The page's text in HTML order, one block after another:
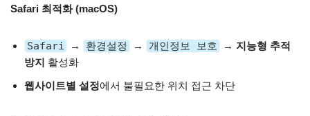
Safari 최적화 (macOS)
Safari → 환경설정 → 개인정보 보호 → 지능형 추적
방지 활성화
웹사이트별 설정에서 불필요한 위치 접근 차단